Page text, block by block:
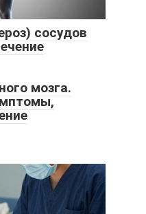
сосудов
мозга.